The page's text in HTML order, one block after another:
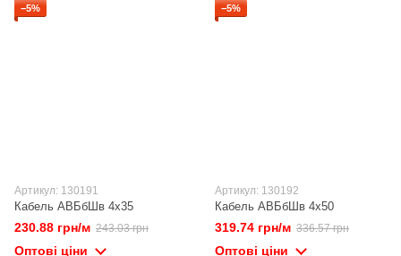
−5%
Артикул: 130191
Кабель АВБбШв 4х35
230.88 грн/м 243.03 грн
Оптові ціни
−5%
Артикул: 130192
Кабель АВБбШв 4х50
319.74 грн/м 336.57 грн
Оптові ціни